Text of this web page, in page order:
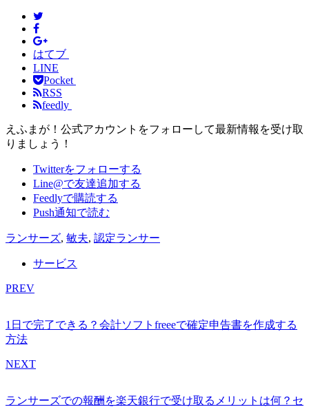
はてブ
LINE
Pocket
RSS
feedly
えふまが！公式アカウントをフォローして最新情報を受け取
りましょう！
Twitterをフォローする
Line@で友達追加する
Feedlyで購読する
Push通知で読む
ランサーズ, 敏夫, 認定ランサー
サービス
PREV
1日で完了できる？会計ソフトfreeeで確定申告書を作成する
方法
NEXT
ランサーズでの報酬を楽天銀行で受け取るメリットは何？セ